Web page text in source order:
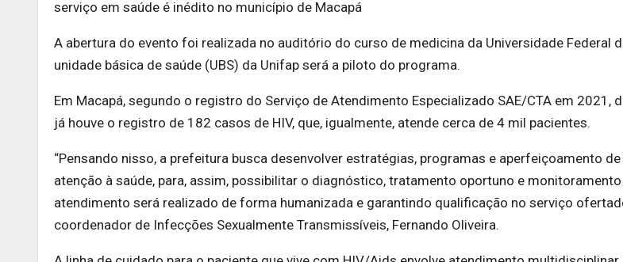
serviço em saúde é inédito no município de Macapá
A abertura do evento foi realizada no auditório do curso de medicina da Universidade Federal
unidade básica de saúde (UBS) da Unifap será a piloto do programa.
Em Macapá, segundo o registro do Serviço de Atendimento Especializado SAE/CTA em 2021,
já houve o registro de 182 casos de HIV, que, igualmente, atende cerca de 4 mil pacientes.
“Pensando nisso, a prefeitura busca desenvolver estratégias, programas e aperfeiçoamento
atenção à saúde, para, assim, possibilitar o diagnóstico, tratamento oportuno e
atendimento será realizado de forma humanizada e garantindo qualificação no serviço
coordenador de Infecções Sexualmente Transmissíveis, Fernando Oliveira.